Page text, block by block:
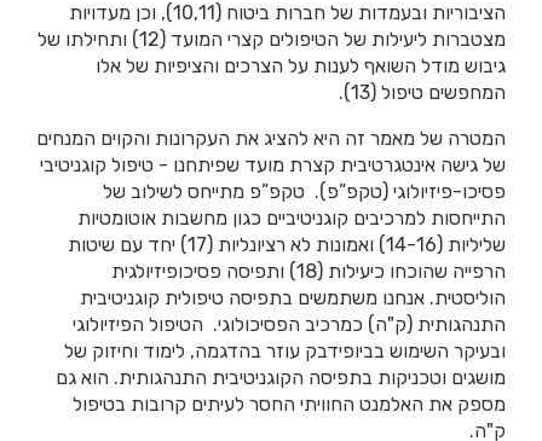
הציבוריות ובעמדות של חברות ביטוח (10,11), וכן מעדויות
מצטברות ליעילות של הטיפולים קצרי המועד (12) ותחילתו של
גיבוש מודל השואף לענות על הצרכים והציפיות של אלו
המחפשים טיפול (13).
המטרה של מאמר זה היא להציג את העקרונות והקוים המנחים
של גישה אינטגרטיבית קצרת מועד שפיתחנו - טיפול קוגניטיבי
פסיכו-פיזיולוגי (טקפ”פ). טקפ”פ מתייחס לשילוב של
התייחסות למרכיבים קוגניטיביים כגון מחשבות אוטומטיות
שליליות (14-16) ואמונות לא רציונליות (17) יחד עם שיטות
הרפייה שהוכחו כיעילות (18) ותפיסה פסיכופיזיולגית
הוליסטית. אנחנו משתמשים בתפיסה טיפולית קוגניטיבית
התנהגותית (ק"ה) כמרכיב הפסיכולוגי. הטיפול הפיזיולוגי
ובעיקר השימוש בביופידבק עוזר בהדגמה, לימוד וחיזוק של
מושגים וטכניקות בתפיסה הקוגניטיבית התנהגותית. הוא גם
מספק את האלמנט החוויתי החסר לעיתים קרובות בטיפול
ק"ה.